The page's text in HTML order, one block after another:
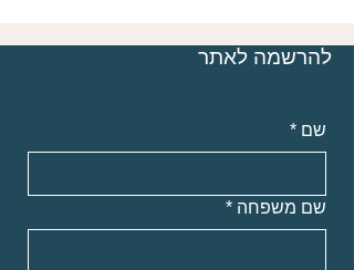
להרשמה לאתר
שם *
שם משפחה *